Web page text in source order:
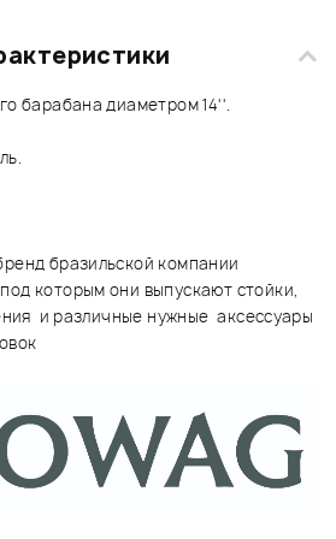
барабана диаметром 14''.
бразильской компании
под которым они выпускают стойки,
и различные нужные аксессуары